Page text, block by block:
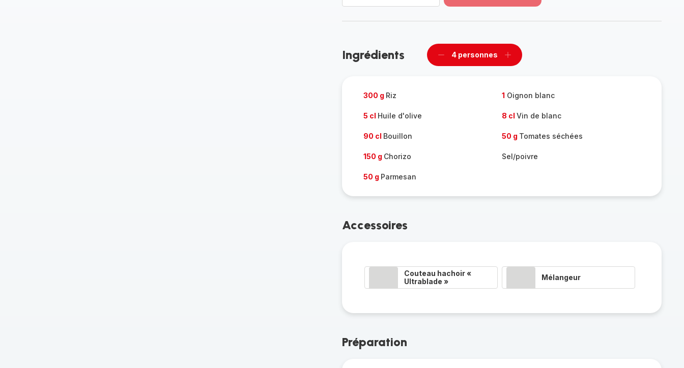
Ingrédients
Supprimer
4 personnes
Ajouter
300 g Riz 1 Oignon blanc
5 cl Huile d'olive 8 cl Vin de blanc
90 cl Bouillon 50 g Tomates séchées
150 g Chorizo Sel/poivre
50 g Parmesan
Accessoires
Couteau hachoir «
Ultrablade »
Mélangeur
Préparation